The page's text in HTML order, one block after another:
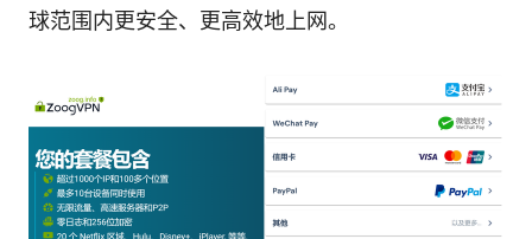
球范围内更安全、更高效地上网。